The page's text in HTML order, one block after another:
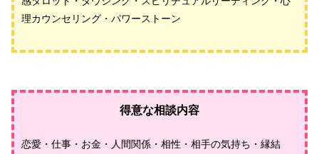
理カウンセリング・パワーストーン
得意な相談内容
恋愛・仕事・お金・人間関係・相性・相手の気持ち・縁結